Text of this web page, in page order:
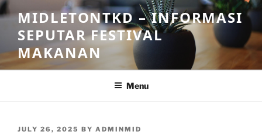
Skip
to
content
MIDLETONTKD – INFORMASI
SEPUTAR FESTIVAL
MAKANAN
Menu
POSTED
JULY 26, 2025 BY ADMINMID